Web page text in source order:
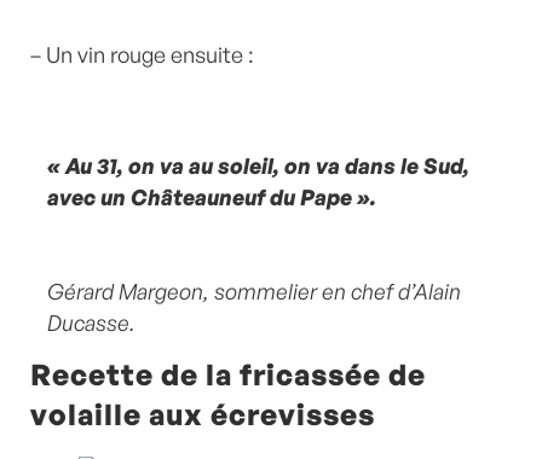
– Un vin rouge ensuite :
« Au 31, on va au soleil, on va dans le Sud,
avec un Châteauneuf du Pape ».
Gérard Margeon, sommelier en chef d’Alain
Ducasse.
Recette de la fricassée de
volaille aux écrevisses